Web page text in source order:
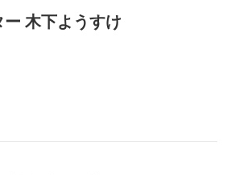
english
木下ようすけ